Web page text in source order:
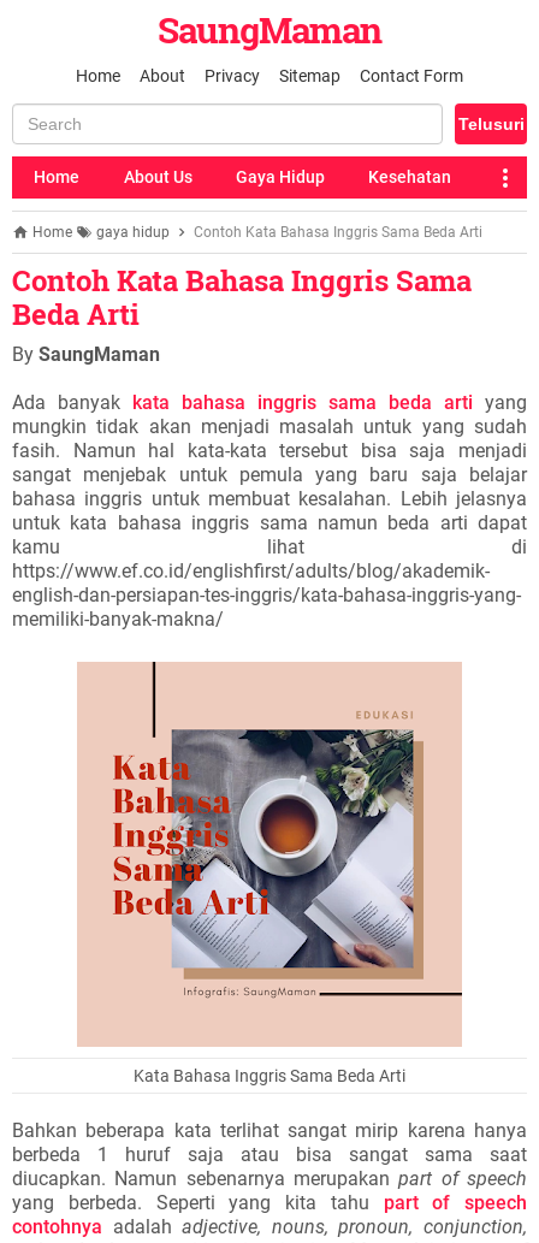
SaungMaman
Home About Privacy Sitemap Contact Form
Home About Us Gaya Hidup Kesehatan
Home gaya hidup Contoh Kata Bahasa Inggris Sama Beda Arti
Contoh Kata Bahasa Inggris Sama
Beda Arti
By SaungMaman
Ada banyak kata bahasa inggris sama beda arti yang
mungkin tidak akan menjadi masalah untuk yang sudah
fasih. Namun hal kata-kata tersebut bisa saja menjadi
sangat menjebak untuk pemula yang baru saja belajar
bahasa inggris untuk membuat kesalahan. Lebih jelasnya
untuk kata bahasa inggris sama namun beda arti dapat
kamu lihat di
https://www.ef.co.id/englishfirst/adults/blog/akademik-
english-dan-persiapan-tes-inggris/kata-bahasa-inggris-yang-
memiliki-banyak-makna/
Kata Bahasa Inggris Sama Beda Arti
Bahkan beberapa kata terlihat sangat mirip karena hanya
berbeda 1 huruf saja atau bisa sangat sama saat
diucapkan. Namun sebenarnya merupakanpart of speech
yang berbeda. Seperti yang kita tahu part of speech
contohnya adalahadjective, nouns, pronoun, conjunction,